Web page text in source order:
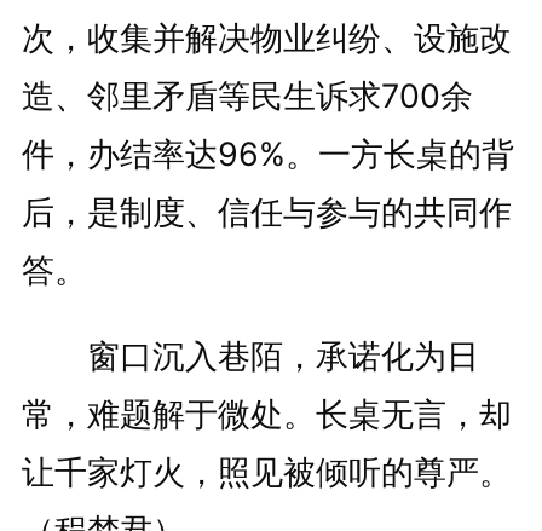
次，收集并解决物业纠纷、设施改
造、邻里矛盾等民生诉求700余
件，办结率达96%。一方长桌的背
后，是制度、信任与参与的共同作
答。
窗口沉入巷陌，承诺化为日
常，难题解于微处。长桌无言，却
让千家灯火，照见被倾听的尊严。